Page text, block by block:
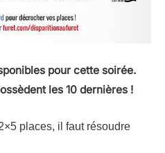
pour cette soirée.
les 10 dernières !
places, il faut résoudre